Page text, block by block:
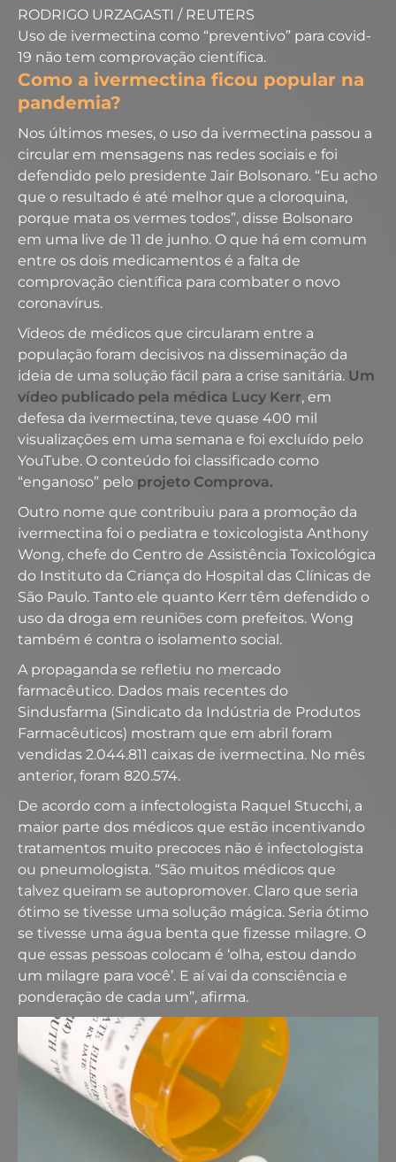
RODRIGO URZAGASTI / REUTERS
Uso de ivermectina como “preventivo” para covid-
19 não tem comprovação científica.
Como a ivermectina ficou popular na
pandemia?
Nos últimos meses, o uso da ivermectina passou a
circular em mensagens nas redes sociais e foi
defendido pelo presidente Jair Bolsonaro. “Eu acho
que o resultado é até melhor que a cloroquina,
porque mata os vermes todos”, disse Bolsonaro
em uma live de 11 de junho. O que há em comum
entre os dois medicamentos é a falta de
comprovação científica para combater o novo
coronavírus.
Vídeos de médicos que circularam entre a
população foram decisivos na disseminação da
ideia de uma solução fácil para a crise sanitária. Um
vídeo publicado pela médica Lucy Kerr, em
defesa da ivermectina, teve quase 400 mil
visualizações em uma semana e foi excluído pelo
YouTube. O conteúdo foi classificado como
“enganoso” pelo projeto Comprova.
Outro nome que contribuiu para a promoção da
ivermectina foi o pediatra e toxicologista Anthony
Wong, chefe do Centro de Assistência Toxicológica
do Instituto da Criança do Hospital das Clínicas de
São Paulo. Tanto ele quanto Kerr têm defendido o
uso da droga em reuniões com prefeitos. Wong
também é contra o isolamento social.
A propaganda se refletiu no mercado
farmacêutico. Dados mais recentes do
Sindusfarma (Sindicato da Indústria de Produtos
Farmacêuticos) mostram que em abril foram
vendidas 2.044.811 caixas de ivermectina. No mês
anterior, foram 820.574.
De acordo com a infectologista Raquel Stucchi, a
maior parte dos médicos que estão incentivando
tratamentos muito precoces não é infectologista
ou pneumologista. “São muitos médicos que
talvez queiram se autopromover. Claro que seria
ótimo se tivesse uma solução mágica. Seria ótimo
se tivesse uma água benta que fizesse milagre. O
que essas pessoas colocam é ‘olha, estou dando
um milagre para você’. E aí vai da consciência e
ponderação de cada um”, afirma.